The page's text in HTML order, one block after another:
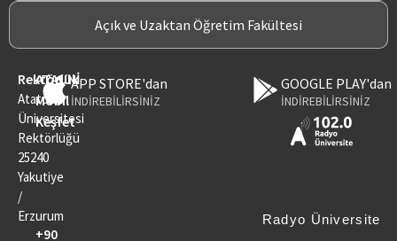
Açık ve Uzaktan Öğretim Fakültesi
Rektörlük
Atatürk
Üniversitesi
Rektörlüğü
25240
Yakutiye
/
Erzurum
+90
ATAUNİ
Mobil
Keşfet
APP STORE'dan
İNDİREBİLİRSİNİZ
GOOGLE PLAY'dan
İNDİREBİLİRSİNİZ
Radyo Üniversite